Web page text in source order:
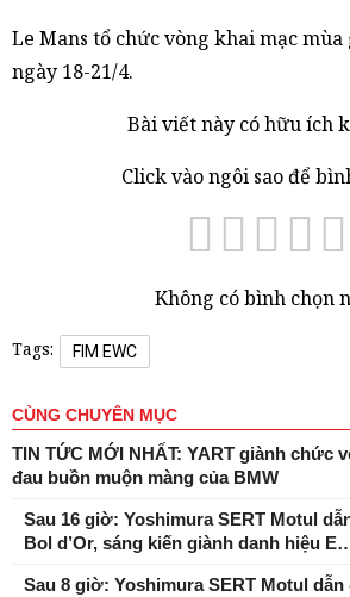
Le Mans tổ chức vòng khai mạc mùa
ngày 18-21/4.
Bài viết này có hữu ích
Click vào ngôi sao để
Không có bình chọn
Tags: FIM EWC
CÙNG CHUYÊN MỤC
TIN TỨC MỚI NHẤT: YART giành chức
đau buồn muộn màng của BMW
Sau 16 giờ: Yoshimura SERT Motul
Bol d’Or, sáng kiến ​​giành danh hiệu
Sau 8 giờ: Yoshimura SERT Motul dẫn